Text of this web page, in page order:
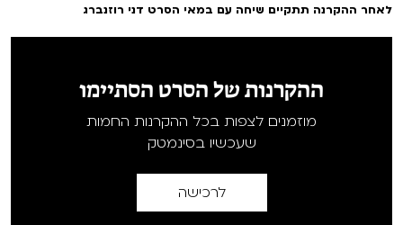
לאחר ההקרנה תתקיים שיחה עם במאי הסרט דני רוזנברג
ההקרנות של הסרט הסתיימו
מוזמנים לצפות בכל ההקרנות החמות
שעכשיו בסינמטק
לרכישה